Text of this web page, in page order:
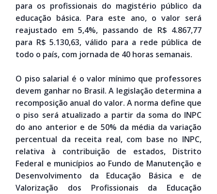
para os profissionais do magistério público da
educação básica. Para este ano, o valor será
reajustado em 5,4%, passando de R$ 4.867,77
para R$ 5.130,63, válido para a rede pública de
todo o país, com jornada de 40 horas semanais.
O piso salarial é o valor mínimo que professores
devem ganhar no Brasil. A legislação determina a
recomposição anual do valor. A norma define que
o piso será atualizado a partir da soma do INPC
do ano anterior e de 50% da média da variação
percentual da receita real, com base no INPC,
relativa à contribuição de estados, Distrito
Federal e municípios ao Fundo de Manutenção e
Desenvolvimento da Educação Básica e de
Valorização dos Profissionais da Educação